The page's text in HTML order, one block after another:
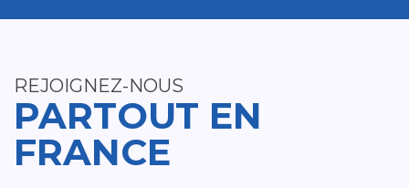
REJOIGNEZ-NOUS
PARTOUT EN
FRANCE